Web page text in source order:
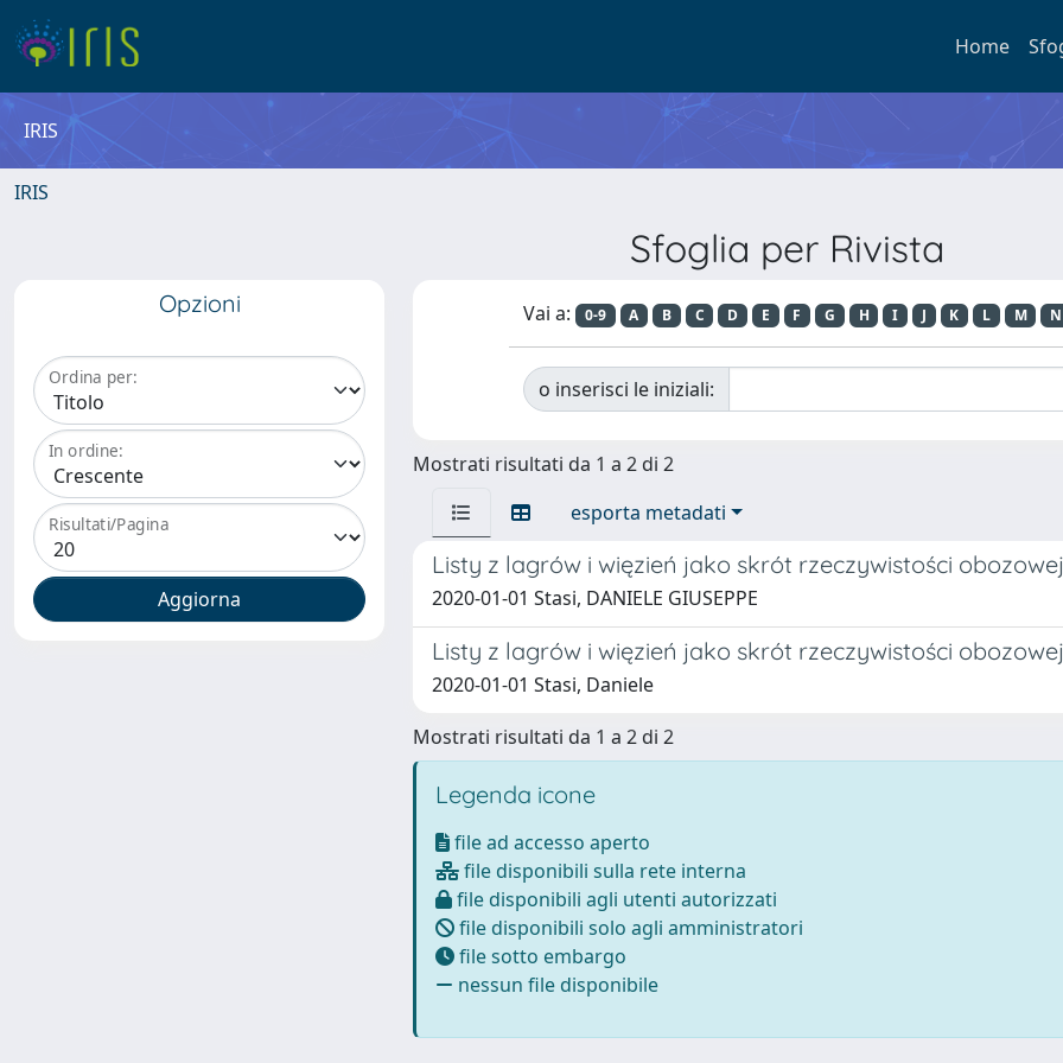
Home
IRIS
IRIS
Sfoglia per Rivista
Opzioni
Ordina per:
In ordine:
Risultati/Pagina
Vai a: 0-9 A B C D E F G H I J K L M N
o inserisci le iniziali:
Mostrati risultati da 1 a 2 di 2
esporta metadati
Listy z lagrów i więzień jako skrót rzeczywistości obozowej
2020-01-01 Stasi, DANIELE GIUSEPPE
Listy z lagrów i więzień jako skrót rzeczywistości obozowej
2020-01-01 Stasi, Daniele
Mostrati risultati da 1 a 2 di 2
Legenda icone
file ad accesso aperto
file disponibili sulla rete interna
file disponibili agli utenti autorizzati
file disponibili solo agli amministratori
file sotto embargo
nessun file disponibile